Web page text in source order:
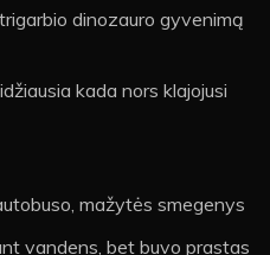
dinozauro gyvenimą
kada nors klajojusi
mažytės smegenys
vandens, bet buvo prastas